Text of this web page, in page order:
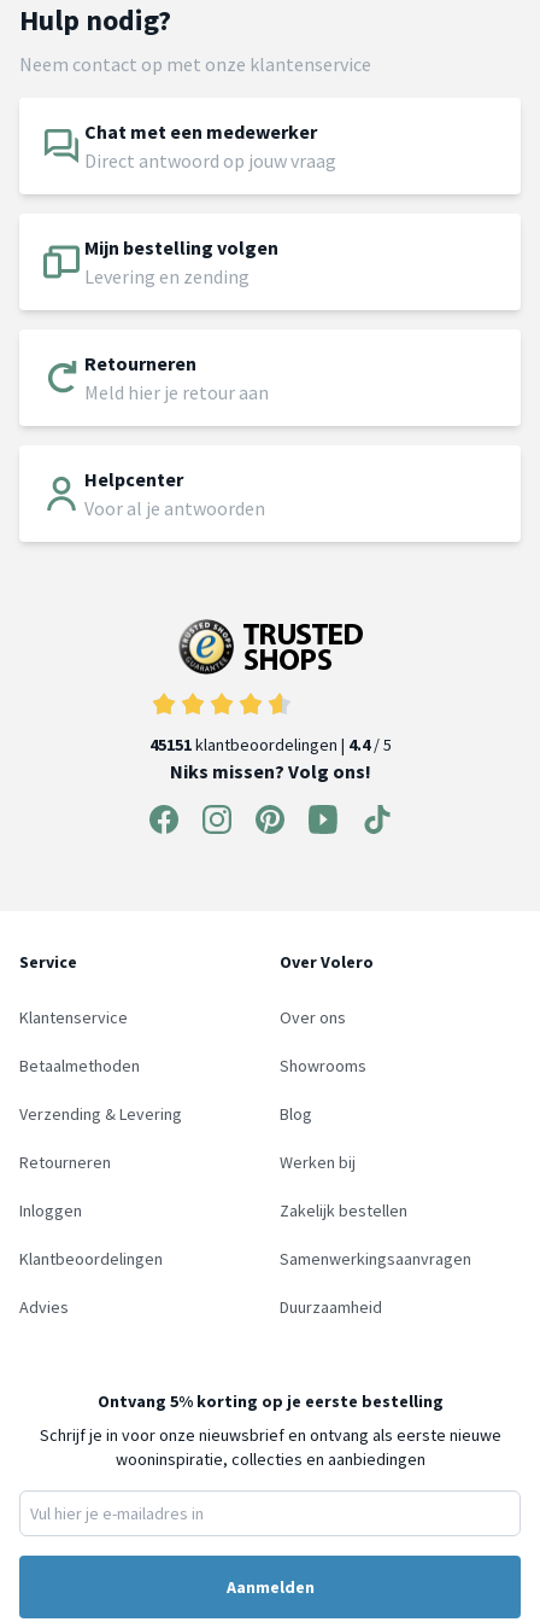
Hulp nodig?
Neem contact op met onze klantenservice
Chat met een medewerker
Direct antwoord op jouw vraag
Mijn bestelling volgen
Levering en zending
Retourneren
Meld hier je retour aan
Helpcenter
Voor al je antwoorden
45151klantbeoordelingen | 4.4/ 5
Niks missen? Volg ons!
Service
Klantenservice
Betaalmethoden
Verzending & Levering
Retourneren
Inloggen
Klantbeoordelingen
Advies
Over Volero
Over ons
Showrooms
Blog
Werken bij
Zakelijk bestellen
Samenwerkingsaanvragen
Duurzaamheid
Ontvang 5% korting op je eerste bestelling
Schrijf je in voor onze nieuwsbrief en ontvang als eerste nieuwe
wooninspiratie, collecties en aanbiedingen
Aanmelden